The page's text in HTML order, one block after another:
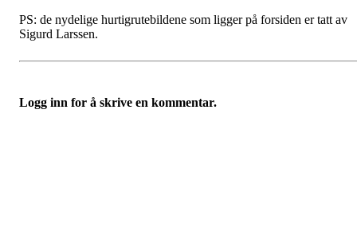
PS: de nydelige hurtigrutebildene som ligger på forsiden er tatt av
Sigurd Larssen.
Logg inn for å skrive en kommentar.